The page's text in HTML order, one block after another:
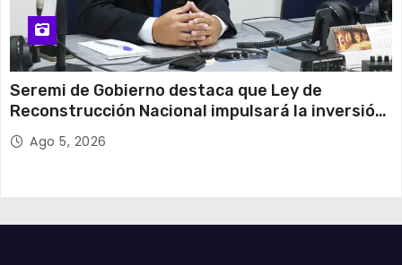
Seremi de Gobierno destaca que Ley de
Reconstrucción Nacional impulsará la inversión
y el empleo en Tarapacá
Ago 5, 2026